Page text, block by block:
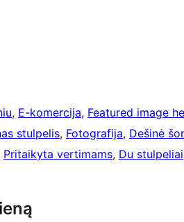
, E-komercija, Featured image
stulpelis, Fotografija, Dešinė
Pritaikyta vertimams, Du stulpeliai